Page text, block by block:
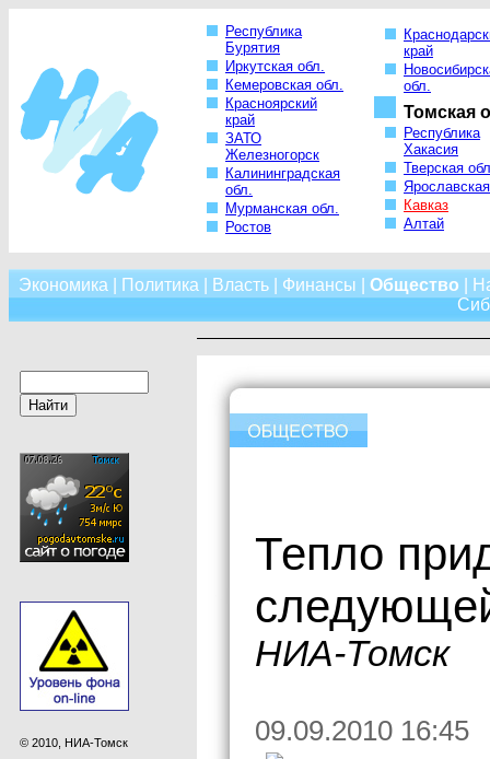
Республика
Бурятия
Иркутская обл.
Кемеровская обл.
Красноярский
край
ЗАТО
Железногорск
Калининградская
обл.
Мурманская обл.
Ростов
край
обл.
Томская
Республика
Хакасия
Тверская
Кавказ
Алтай
Экономика Политика Власть| Финансы Общество
© 2010, НИА-Томск
Тепло
НИА-Томск
09.09.2010 16:45